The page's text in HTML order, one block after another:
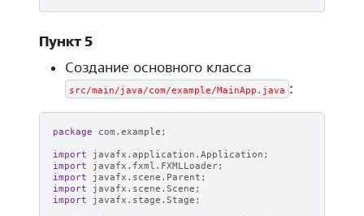
Пункт 5
Создание основного класса
src/main/java/com/example/MainApp.java :
package com.example ;
import
javafx.application.Application ;
import
javafx.fxml.FXMLLoader;
import
javafx.scene.Parent ;
import
javafx.scene.Scene ;
import
javafx.stage.Stage ;